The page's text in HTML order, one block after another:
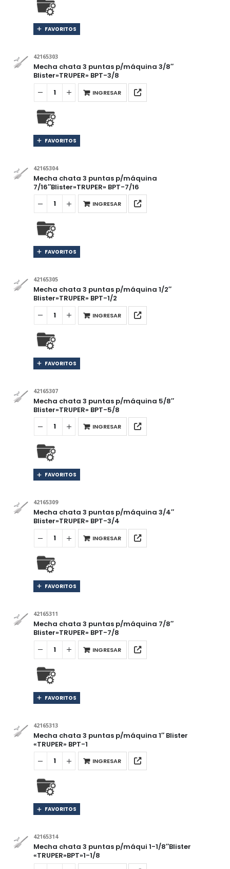
FAVORITOS
42165303
Mecha chata 3 puntas p/máquina 3/8″
Blister»TRUPER» BPT-3/8
INGRESAR
FAVORITOS
42165304
Mecha chata 3 puntas p/máquina
7/16″Blister»TRUPER» BPT-7/16
INGRESAR
FAVORITOS
42165305
Mecha chata 3 puntas p/máquina 1/2″
Blister»TRUPER» BPT-1/2
INGRESAR
FAVORITOS
42165307
Mecha chata 3 puntas p/máquina 5/8″
Blister»TRUPER» BPT-5/8
INGRESAR
FAVORITOS
42165309
Mecha chata 3 puntas p/máquina 3/4″
Blister»TRUPER» BPT-3/4
INGRESAR
FAVORITOS
42165311
Mecha chata 3 puntas p/máquina 7/8″
Blister»TRUPER» BPT-7/8
INGRESAR
FAVORITOS
42165313
Mecha chata 3 puntas p/máquina 1″ Blister
«TRUPER» BPT-1
INGRESAR
FAVORITOS
42165314
Mecha chata 3 puntas p/máqui 1-1/8″Blister
«TRUPER»BPT»1-1/8